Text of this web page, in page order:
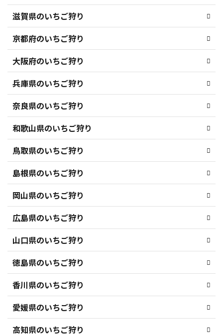
滋賀県のいちご狩り
京都府のいちご狩り
大阪府のいちご狩り
兵庫県のいちご狩り
奈良県のいちご狩り
和歌山県のいちご狩り
鳥取県のいちご狩り
島根県のいちご狩り
岡山県のいちご狩り
広島県のいちご狩り
山口県のいちご狩り
徳島県のいちご狩り
香川県のいちご狩り
愛媛県のいちご狩り
高知県のいちご狩り